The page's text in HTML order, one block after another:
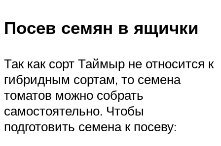
Посев семян в ящички
Так как сорт Таймыр не относится к
гибридным сортам, то семена
томатов можно собрать
самостоятельно. Чтобы
подготовить семена к посеву: